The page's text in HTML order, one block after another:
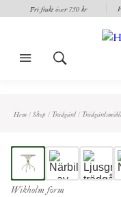
Fri frakt över 750 kr
m s
Hem / Shop / Trädgård /
Wikholm form